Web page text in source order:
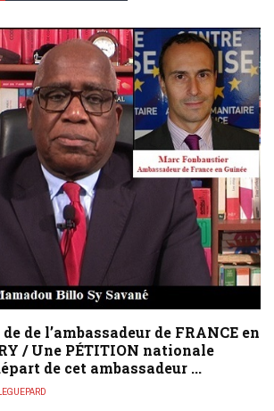
de l’ambassadeur de FRANCE en
/ Une PÉTITION nationale
de cet ambassadeur ...